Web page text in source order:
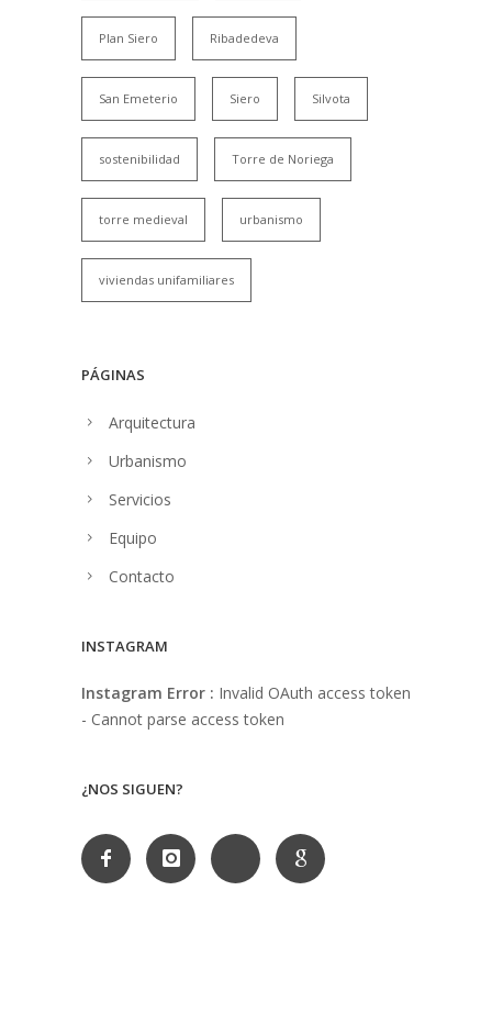
Plan Siero Ribadedeva
San Emeterio Siero Silvota
sostenibilidad Torre de Noriega
torre medieval urbanismo
viviendas unifamiliares
PÁGINAS
Arquitectura
Urbanismo
Servicios
Equipo
Contacto
INSTAGRAM
Instagram Error : Invalid OAuth access token
- Cannot parse access token
¿NOS SIGUEN?